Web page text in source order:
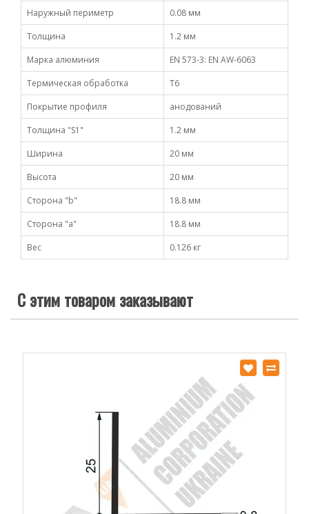
Наружный периметр
0.08 мм
Толщина
1.2 мм
Марка алюминия
EN 573-3: EN AW-6063
Термическая обработка
Т6
Покрытие профиля
анодований
Толщина "S1"
1.2 мм
Ширина
20 мм
Высота
20 мм
Сторона "b"
18.8 мм
Сторона "а"
18.8 мм
Вес
0.126 кг
С этим товаром заказывают